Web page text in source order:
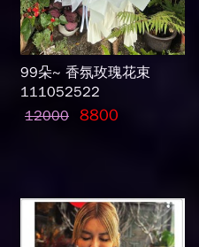
99朵~ 香氛玫瑰花束
111052522
12000 8800